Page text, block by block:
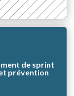
de sprint
prévention